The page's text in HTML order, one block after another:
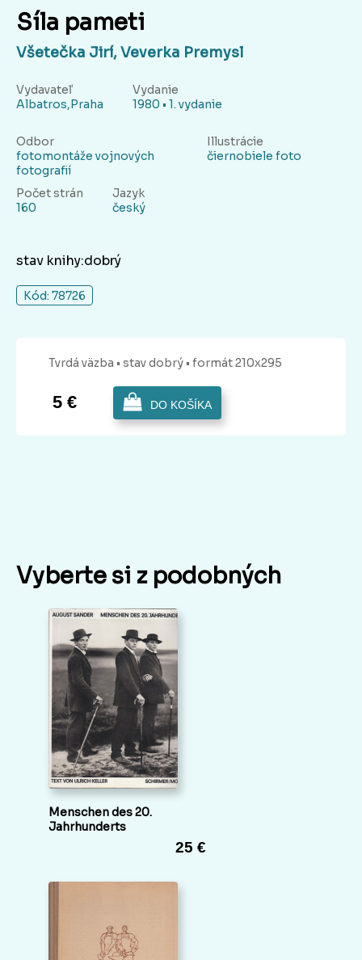
Síla pameti
Všetečka Jirí, Veverka Premysl
Vydavateľ
Albatros,Praha
Vydanie
1980 • 1. vydanie
Odbor
fotomontáže vojnových
fotografií
Illustrácie
čiernobiele foto
Počet strán
160
Jazyk
český
stav knihy:dobrý
Kód: 78726
Tvrdá väzba • stav dobrý • formát 210x295
5 € DO KOŠÍKA
Vyberte si z podobných
Menschen des 20.
Jahrhunderts
25 €